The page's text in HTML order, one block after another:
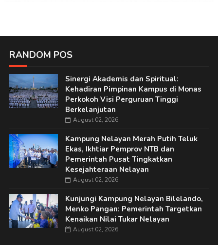
RANDOM POS
Sinergi Akademis dan Spiritual:
Kehadiran Pimpinan Kampus di Monas
Perkokoh Visi Perguruan Tinggi
Berkelanjutan
August 02, 2026
Kampung Nelayan Merah Putih Teluk
Ekas, Ikhtiar Pemprov NTB dan
Pemerintah Pusat Tingkatkan
Kesejahteraan Nelayan
August 02, 2026
Kunjungi Kampung Nelayan Bilelando,
Menko Pangan: Pemerintah Targetkan
Kenaikan Nilai Tukar Nelayan
August 02, 2026